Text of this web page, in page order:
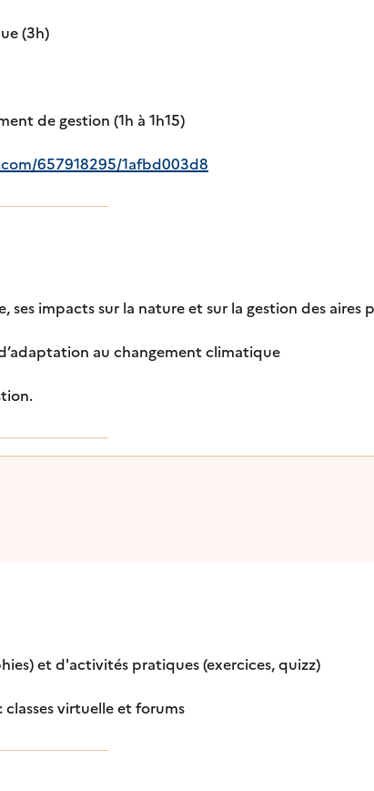
(3h)
de gestion (1h à 1h15)
657918295/1afbd003d8
impacts sur la nature et sur la gestion des aires
au changement climatique
et d'activités pratiques (exercices, quizz)
virtuelle et forums